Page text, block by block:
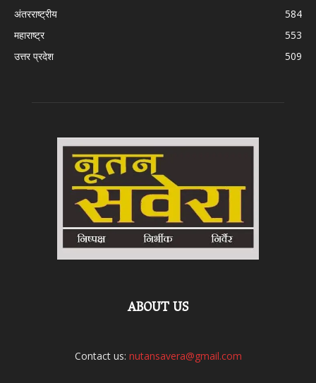
अंतरराष्ट्रीय
584
महाराष्ट्र
553
उत्तर प्रदेश
509
ABOUT US
Contact us: nutansavera@gmail.com